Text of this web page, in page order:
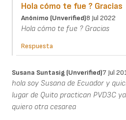
Hola cómo te fue ? Gracias
Anónimo (unverified)8 Jul 2022
Hola cómo te fue ? Gracias
Respuesta
Susana Suntasig (unverified)7 Jul
hola soy Susana de Ecuador y
lugar de Quito practican PVD3C
quiero otra cesarea